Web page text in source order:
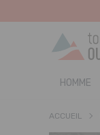
content
HOMME
ACCUEIL